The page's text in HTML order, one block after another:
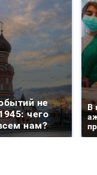
не
чего
нам?
В